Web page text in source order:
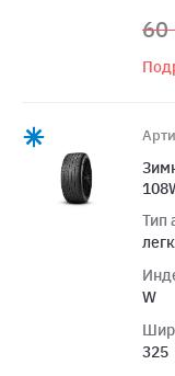
60
Тип
W
325